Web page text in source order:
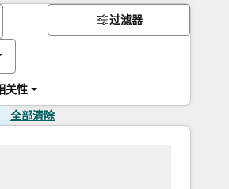
关性
过滤器
全部清除